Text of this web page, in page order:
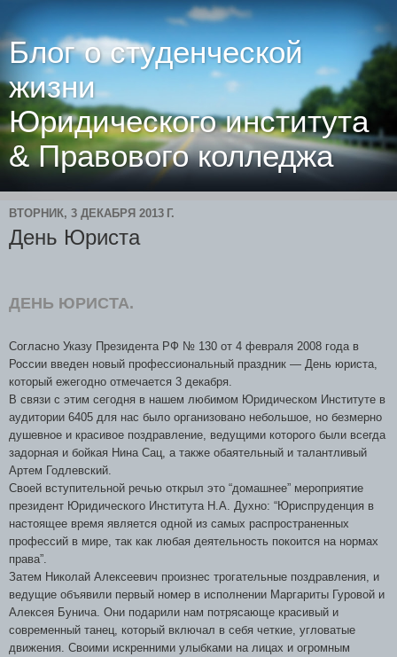
Блог о студенческой
жизни
Юридического института
& Правового колледжа
ВТОРНИК, 3 ДЕКАБРЯ 2013 Г.
День Юриста
ДЕНЬ ЮРИСТА.
Согласно Указу Президента РФ № 130 от 4 февраля 2008 года в
России введен новый профессиональный праздник — День юриста,
который ежегодно отмечается 3 декабря.
В связи с этим сегодня в нашем любимом Юридическом Институте в
аудитории 6405 для нас было организовано небольшое, но безмерно
душевное и красивое поздравление, ведущими которого были всегда
задорная и бойкая Нина Сац, а также обаятельный и талантливый
Артем Годлевский.
Своей вступительной речью открыл это “домашнее” мероприятие
президент Юридического Института Н.А. Духно: “Юриспруденция в
настоящее время является одной из самых распространенных
профессий в мире, так как любая деятельность покоится на нормах
права”.
Затем Николай Алексеевич произнес трогательные поздравления, и
ведущие объявили первый номер в исполнении Маргариты Гуровой и
Алексея Бунича. Они подарили нам потрясающе красивый и
современный танец, который включал в себя четкие, угловатые
движения. Своими искренними улыбками на лицах и огромным